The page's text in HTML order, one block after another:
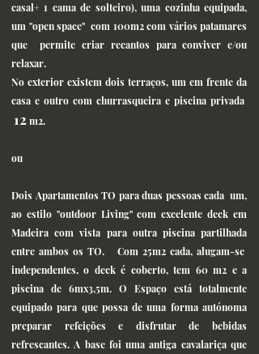
casal+ 1 cama de solteiro), uma cozinha equipada,
um "open space" com 100m2 com vários patamares
que permite criar recantos para conviver e/ou
relaxar.
No exterior existem dois terraços, um em frente da
casa e outro com churrasqueira e piscina privada
12m2.
ou
Dois Apartamentos TO para duas pessoas cada um,
ao estilo "outdoor Living" com excelente deck em
Madeira com vista para outra piscina partilhada
entre ambos os TO. Com 25m2 cada, alugam-se
independentes, o deck é coberto, tem 60 m2 e a
piscina de 6mx3,5m. O Espaço está totalmente
equipado para que possa de uma forma autónoma
preparar refeições e disfrutar de bebidas
refrescantes. A base foi uma antiga cavalariça que